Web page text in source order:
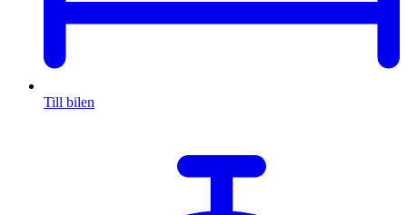
Till bilen